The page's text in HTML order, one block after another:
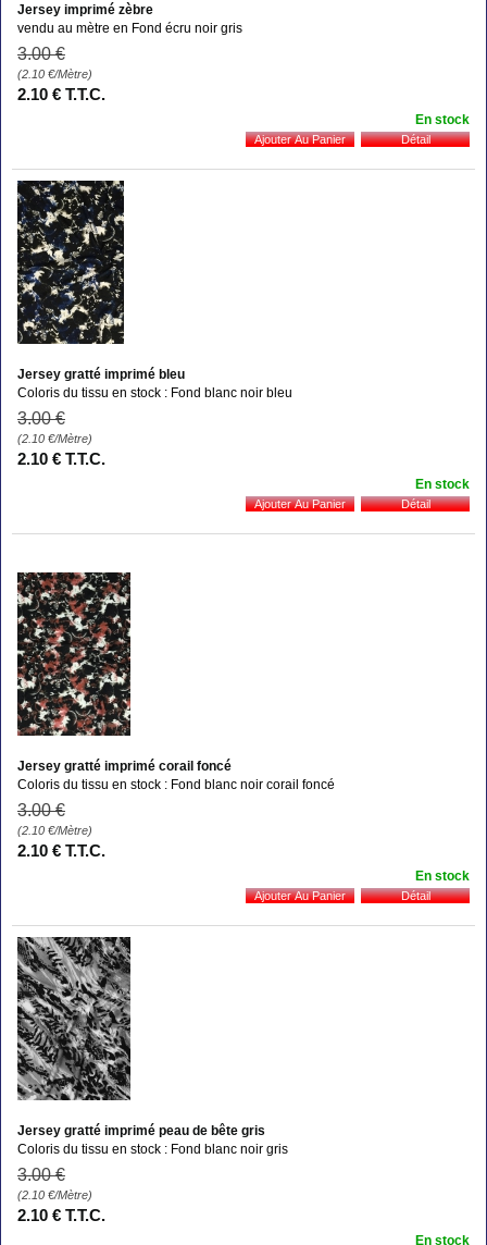
Jersey imprimé zèbre
vendu au mètre en Fond écru noir gris
3.00 €
(2.10 €/Mètre)
2.10 € T.T.C.
En stock
Jersey gratté imprimé bleu
Coloris du tissu en stock : Fond blanc noir bleu
3.00 €
(2.10 €/Mètre)
2.10 € T.T.C.
En stock
Jersey gratté imprimé corail foncé
Coloris du tissu en stock : Fond blanc noir corail foncé
3.00 €
(2.10 €/Mètre)
2.10 € T.T.C.
En stock
Jersey gratté imprimé peau de bête gris
Coloris du tissu en stock : Fond blanc noir gris
3.00 €
(2.10 €/Mètre)
2.10 € T.T.C.
En stock